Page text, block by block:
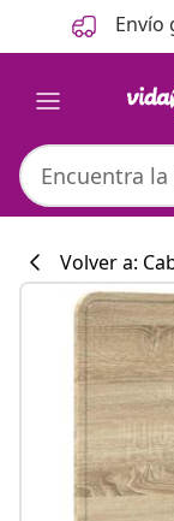
Anterior
Siguiente Envío
Volver a: